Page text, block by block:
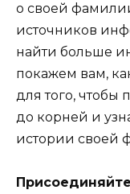
о своей
источников
найти больше
покажем вам,
для того, чтобы
до корней и
истории своей